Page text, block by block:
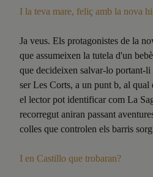
I la teva mare, feliç amb la nova
Ja veus. Els protagonistes de la
que assumeixen la tutela d'un
que decideixen salvar-lo portant-
ser Les Corts, a un punt b, al
el lector pot identificar com La
recorregut aniran passant
colles que controlen els barris
I en Castillo que trobaran?